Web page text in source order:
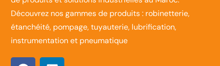
Découvrez nos gammes de produits : robinetterie,
étanchéité, pompage, tuyauterie, lubrification,
instrumentation et pneumatique